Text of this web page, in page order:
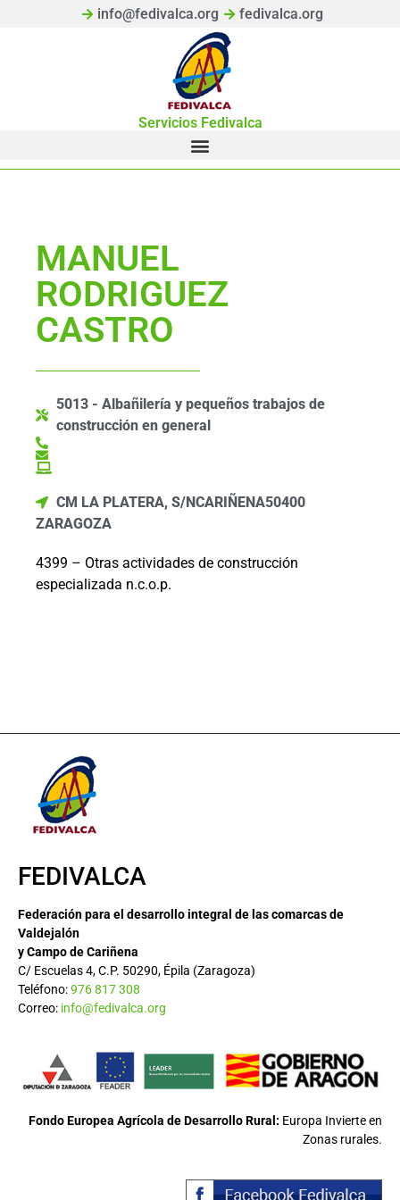
info@fedivalca.org fedivalca.org
Servicios Fedivalca
MANUEL
RODRIGUEZ
CASTRO
5013 - Albañilería y pequeños trabajos de
construcción en general
CM LA PLATERA, S/NCARIÑENA50400
ZARAGOZA
4399 – Otras actividades de construcción
especializada n.c.o.p.
FEDIVALCA
Federación para el desarrollo integral de las comarcas de
Valdejalón
y Campo de Cariñena
C/ Escuelas 4, C.P. 50290, Épila (Zaragoza)
Teléfono:976 817 308
Correo: info@fedivalca.org
Fondo Europea Agrícola de Desarrollo Rural: Europa Invierte en
Zonas rurales.